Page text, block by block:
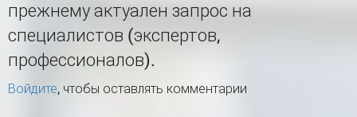
прежнему актуален запрос на
специалистов (экспертов,
профессионалов).
Войдите, чтобы оставлять комментарии